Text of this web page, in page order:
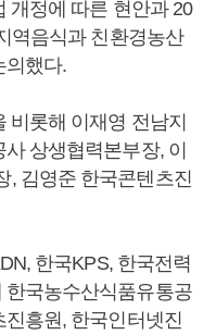
개정에 따른 현안과 20
역음식과 친환경농산
의했다.
비롯해 이재영 전남지
상생협력본부장, 이
, 김영준 한국콘텐츠진
한국KPS, 한국전력
국농수산식품유통공
흥원, 한국인터넷진